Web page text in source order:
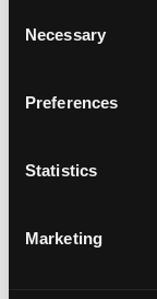
Selection
Necessary
Preferences
Statistics
Marketing
abril 2021
enero 2021
agosto 2020
enero 2020